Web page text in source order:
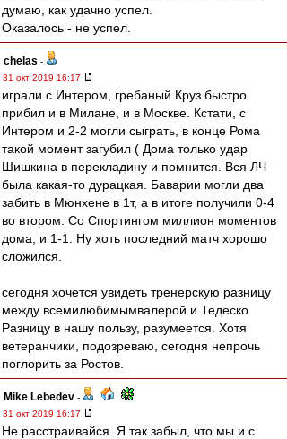
думаю, как удачно успел.
Оказалось - не успел.
chelas -
31 окт 2019 16:17
играли с Интером, гребаный Круз быстро
прибил и в Милане, и в Москве. Кстати, с
Интером и 2-2 могли сыграть, в конце Рома
такой момент загубил ( Дома только удар
Шишкина в перекладину и помнится. Вся ЛЧ
была какая-то дурацкая. Баварии могли два
забить в Мюнхене в 1т, а в итоге получили 0-4
во втором. Со Спортингом миллион моментов
дома, и 1-1. Ну хоть последний матч хорошо
сложился.
сегодня хочется увидеть тренерскую разницу
между всемилюбимымвалерой и Тедеско.
Разницу в нашу пользу, разумеется. Хотя
ветеранчики, подозреваю, сегодня непрочь
поглорить за Ростов.
Mike Lebedev -
31 окт 2019 16:17
Не расстраивайся. Я так забыл, что мы и с